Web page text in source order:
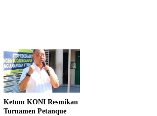
Ketum KONI Resmikan
Turnamen Petanque